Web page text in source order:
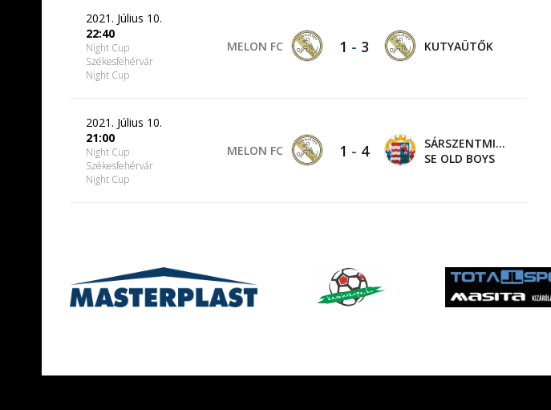
2021. Július 10.
22:40
Night Cup
Székesfehérvár
Night Cup
MELON FC 1 - 3 KUTYAÜTŐK
2021. Július 10.
21:00
Night Cup
Székesfehérvár
Night Cup
MELON FC 1 - 4
SÁRSZENTMIHÁLY
SE OLD BOYS